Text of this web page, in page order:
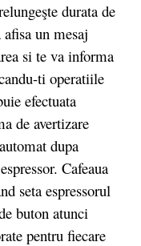
durata de
un mesaj
si te va informa
ti operatiile
efectuata
de avertizare
dupa
Cafeaua
seta espressorul
buton atunci
pentru fiecare